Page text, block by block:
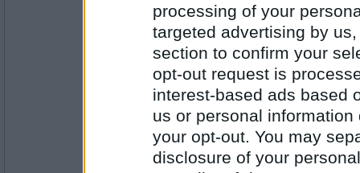
processing of your
targeted advertising by
section to confirm your
opt-out request is
interest-based ads based
us or personal
your opt-out. You may
disclosure of your
Antal inlägg:
1575
Blasse
Antal inlägg:
7321
Det tror jag men hon är för duktig för mig